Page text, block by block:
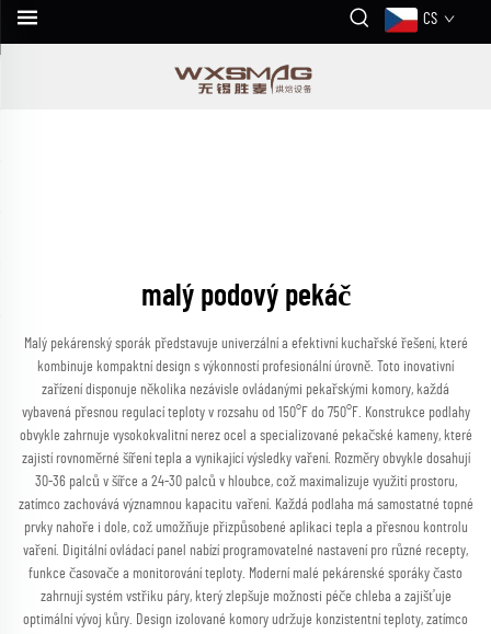
CS
malý podový pekáč
Malý pekárenský sporák představuje univerzální a efektivní kuchařské řešení, které
kombinuje kompaktní design s výkonností profesionální úrovně. Toto inovativní
zařízení disponuje několika nezávisle ovládanými pekařskými komory, každá
vybavená přesnou regulací teploty v rozsahu od 150°F do 750°F. Konstrukce podlahy
obvykle zahrnuje vysokokvalitní nerez ocel a specializované pekačské kameny, které
zajistí rovnoměrné šíření tepla a vynikající výsledky vaření. Rozměry obvykle dosahují
30-36 palců v šířce a 24-30 palců v hloubce, což maximalizuje využití prostoru,
zatímco zachovává významnou kapacitu vaření. Každá podlaha má samostatné topné
prvky nahoře i dole, což umožňuje přizpůsobené aplikaci tepla a přesnou kontrolu
vaření. Digitální ovládací panel nabízí programovatelné nastavení pro různé recepty,
funkce časovače a monitorování teploty. Moderní malé pekárenské sporáky často
zahrnují systém vstřiku páry, který zlepšuje možnosti péče chleba a zajišťuje
optimální vývoj kůry. Design izolované komory udržuje konzistentní teploty, zatímco